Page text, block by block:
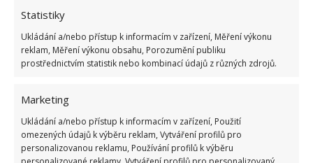
Statistiky
Ukládání a/nebo přístup k informacím v zařízení, Měření výkonu
reklam, Měření výkonu obsahu, Porozumění publiku
prostřednictvím statistik nebo kombinací údajů z různých zdrojů.
Marketing
Ukládání a/nebo přístup k informacím v zařízení, Použití
omezených údajů k výběru reklam, Vytváření profilů pro
personalizovanou reklamu, Používání profilů k výběru
šátku azajistěte na hrdle sklenice pomocí
můžete jí opět zatřepat, aby se vonné esence
uvolnily, nebo přidat další kapky oleje. Takto
místnosti nebo skříně a vydrží vám až několik
měsíců.
Zdroj:Novi